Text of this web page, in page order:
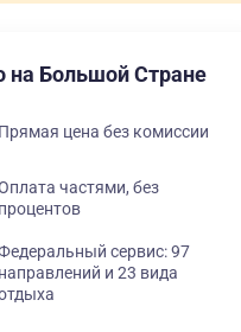
на Большой Стране
Прямая цена без комиссии
частями, без
процентов
сервис: 97
направлений и 23 вида